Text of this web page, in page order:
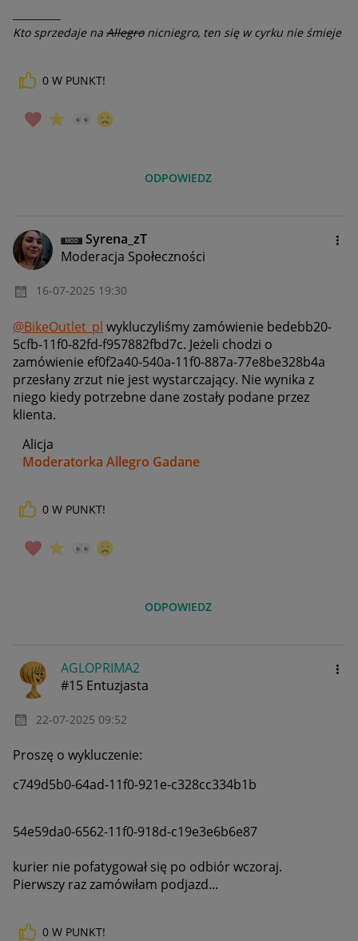
Kto sprzedaje na Allegronicniegro, ten się w cyrku nie śmieje
0 W PUNKT!
ODPOWIEDZ
Syrena_zT
Moderacja Społeczności
‎16-07-2025 19:30
@BikeOutlet_pl wykluczyliśmy zamówienie bedebb20-
5cfb-11f0-82fd-f957882fbd7c. Jeżeli chodzi o
zamówienie ef0f2a40-540a-11f0-887a-77e8be328b4a
przesłany zrzut nie jest wystarczający. Nie wynika z
niego kiedy potrzebne dane zostały podane przez
klienta.
Alicja
Moderatorka Allegro Gadane
0 W PUNKT!
ODPOWIEDZ
AGLOPRIMA2
#15 Entuzjasta
‎22-07-2025 09:52
Proszę o wykluczenie:
c749d5b0-64ad-11f0-921e-c328cc334b1b
54e59da0-6562-11f0-918d-c19e3e6b6e87
kurier nie pofatygował się po odbiór wczoraj.
Pierwszy raz zamówiłam podjazd...
0 W PUNKT!